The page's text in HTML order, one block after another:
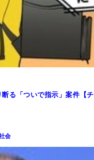
る「ついで指示」案件【チ
会